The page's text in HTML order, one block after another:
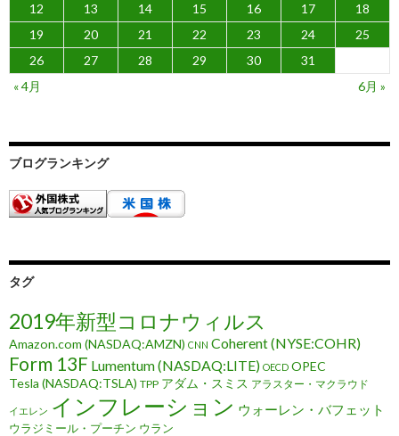
12
13 14 15 16 17
18
19
20 21 22 23 24
25
26
27 28 29 30
31
« 4月
6月 »
ブログランキング
タグ
2019年新型コロナウィルス
Amazon.com (NASDAQ:AMZN) CNN Coherent (NYSE:COHR)
Form 13F Lumentum (NASDAQ:LITE) OECD OPEC
Tesla (NASDAQ:TSLA) TPP アダム・スミス アラスター・マクラウド
イエレン インフレーション ウォーレン・バフェット
ウラジミール・プーチン ウラン